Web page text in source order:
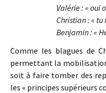
Valérie : « oui
Christian : « tu
Benjamin : «
Comme les blagues de
permettant la mobilisation
soit à faire tomber des
les « principes supérieurs